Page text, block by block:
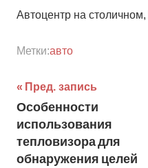
Автоцентр на
Метки:авто
Навигация
по
записям
Пред. запись
Особенности
использования
тепловизора для
обнаружения целей